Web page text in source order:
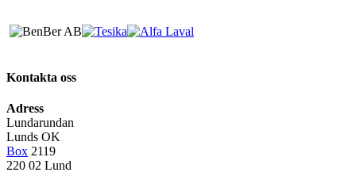
Kontakta oss
Adress
Lundarundan
Lunds OK
Box 2119
220 02 Lund